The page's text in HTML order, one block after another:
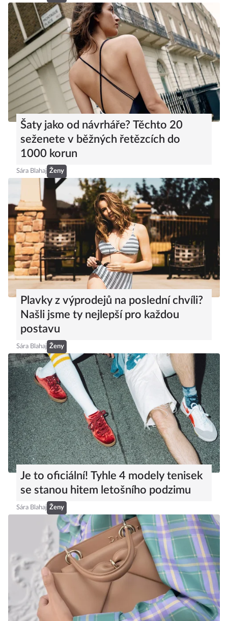
Šaty jako od návrháře? Těchto 20
seženete v běžných řetězcích do
1000 korun
Sára Blahaj Ženy
Plavky z výprodejů na poslední chvíli?
Našli jsme ty nejlepší pro každou
postavu
Sára Blahaj Ženy
Je to oficiální! Tyhle 4 modely tenisek
se stanou hitem letošního podzimu
Sára Blahaj Ženy